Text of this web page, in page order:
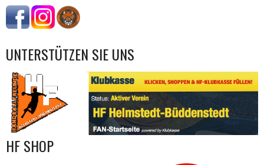
UNTERSTÜTZEN SIE UNS
HF SHOP